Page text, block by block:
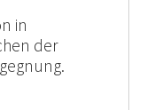
in
der